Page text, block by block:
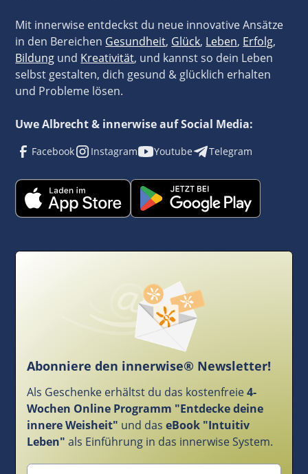
Mit innerwise entdeckst du neue innovative Ansätze
in den Bereichen Gesundheit, Glück, Leben, Erfolg,
Bildung und Kreativität, und kannst so dein Leben
selbst gestalten, dich gesund & glücklich erhalten
und Probleme lösen.
Uwe Albrecht & innerwise auf Social Media:
Facebook Instagram Youtube Telegram
Abonniere den innerwise® Newsletter!
Als Geschenke erhältst du das kostenfreie4-
Wochen Online Programm "Entdecke deine
innere Weisheit" und das eBook "Intuitiv
Leben"als Einführung in das innerwise System.